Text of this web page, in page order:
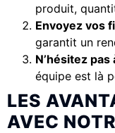
produit,
Envoyez vos
garantit un
N’hésitez
équipe est là
LES
AVEC